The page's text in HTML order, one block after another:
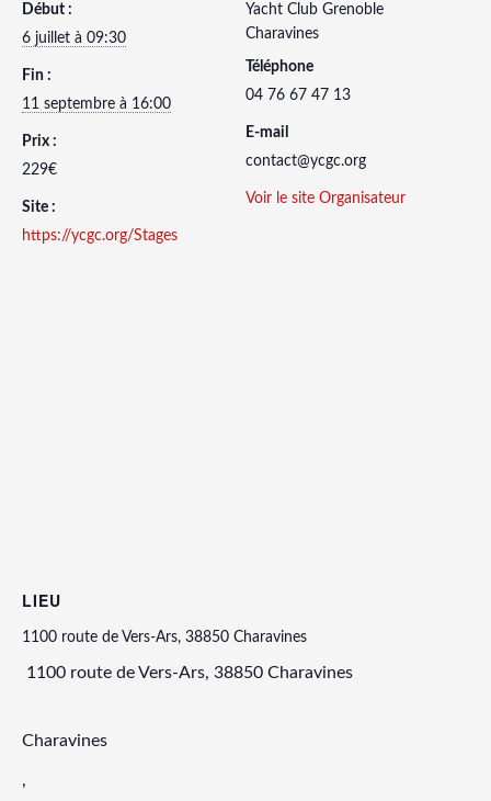
Début :
6 juillet à 09:30
Fin :
11 septembre à 16:00
Prix :
229€
Site :
https://ycgc.org/Stages
Yacht Club Grenoble
Charavines
Téléphone
04 76 67 47 13
E-mail
contact@ycgc.org
Voir le site Organisateur
LIEU
1100 route de Vers-Ars, 38850 Charavines
1100 route de Vers-Ars, 38850 Charavines
Charavines
,